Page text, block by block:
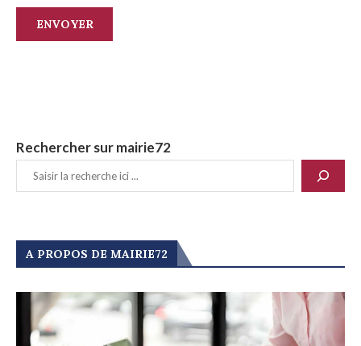
Rechercher sur mairie72
A PROPOS DE MAIRIE72